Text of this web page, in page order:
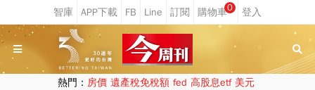
0
熱門： 房價 遺產稅免稅額 fed 高股息etf 美元